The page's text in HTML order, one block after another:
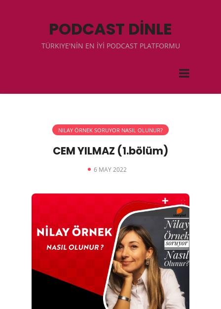
PODCAST DİNLE
TÜRKIYE'NİN EN İYİ PODCAST PLATFORMU
NILAY ÖRNEK SORUYOR NASIL OLUNUR?
CEM YILMAZ (1.bölüm)
6 MAY 2022